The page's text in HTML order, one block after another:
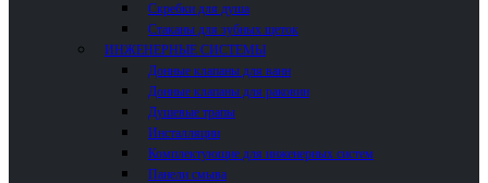
Скребки для душа
Стаканы для зубных щеток
ИНЖЕНЕРНЫЕ СИСТЕМЫ
Донные клапаны для ванн
Донные клапаны для раковин
Душевые трапы
Инсталляции
Комплектующие для инженерных систем
Панели смыва